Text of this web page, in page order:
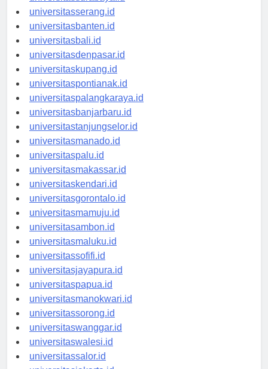
universitassurabaya.id
universitasserang.id
universitasbanten.id
universitasbali.id
universitasdenpasar.id
universitaskupang.id
universitaspontianak.id
universitaspalangkaraya.id
universitasbanjarbaru.id
universitastanjungselor.id
universitasmanado.id
universitaspalu.id
universitasmakassar.id
universitaskendari.id
universitasgorontalo.id
universitasmamuju.id
universitasambon.id
universitasmaluku.id
universitassofifi.id
universitasjayapura.id
universitaspapua.id
universitasmanokwari.id
universitassorong.id
universitaswanggar.id
universitaswalesi.id
universitassalor.id